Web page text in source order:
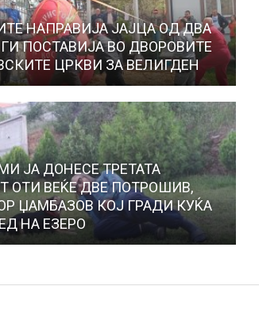
НАПРАВИЈА ЈАЈЦА ОД ДВА
ПОСТАВИЈА ВО ДВОРОВИТЕ
ЦРКВИ ЗА ВЕЛИГДЕН
ЈА ДОНЕСЕ ТРЕТАТА
ОТИ ВЕЌЕ ДВЕ ПОТРОШИВ,
ЏАМБАЗОВ КОЈ ГРАДИ КУЌА
НА ЕЗЕРО